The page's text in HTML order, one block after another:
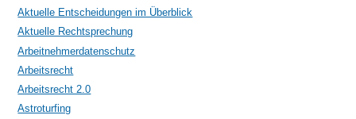
Aktuelle Entscheidungen im Überblick
Aktuelle Rechtsprechung
Arbeitnehmerdatenschutz
Arbeitsrecht
Arbeitsrecht 2.0
Astroturfing